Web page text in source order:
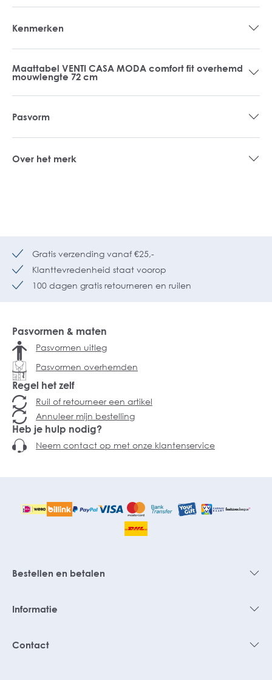
Kenmerken
Maattabel VENTI CASA MODA comfort fit overhemd
mouwlengte 72 cm
Pasvorm
Over het merk
Gratis verzending vanaf €25,-
Klanttevredenheid staat voorop
100 dagen gratis retourneren en ruilen
Pasvormen & maten
Pasvormen uitleg
Pasvormen overhemden
Regel het zelf
Ruil of retourneer een artikel
Annuleer mijn bestelling
Heb je hulp nodig?
Neem contact op met onze klantenservice
Bestellen en betalen
Informatie
Contact